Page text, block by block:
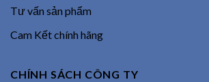
Tư vấn sản phẩm
Cam Kết chính hãng
CHÍNH SÁCH CÔNG TY